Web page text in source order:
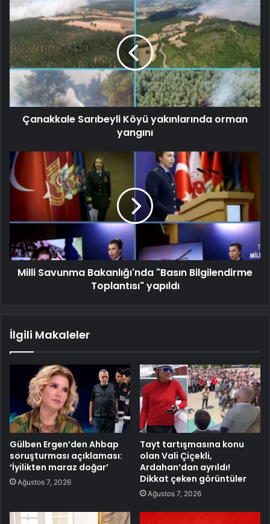
Çanakkale Sarıbeyli Köyü yakınlarında orman
yangını
Milli Savunma Bakanlığı'nda "Basın Bilgilendirme
Toplantısı" yapıldı
İlgili Makaleler
Gülben Ergen’den Ahbap
soruşturması açıklaması:
‘İyilikten maraz doğar’
Ağustos 7, 2026
Tayt tartışmasına konu
olan Vali Çiçekli,
Ardahan’dan ayrıldı!
Dikkat çeken görüntüler
Ağustos 7, 2026